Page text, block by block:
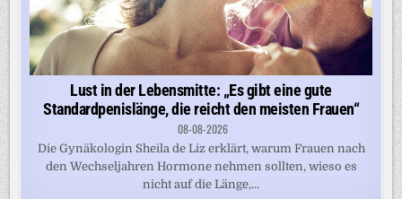
Lust in der Lebensmitte: „Es gibt eine gute
Standardpenislänge, die reicht den meisten Frauen“
08-08-2026
Die Gynäkologin Sheila de Liz erklärt, warum Frauen nach
den Wechseljahren Hormone nehmen sollten, wieso es
nicht auf die Länge,...